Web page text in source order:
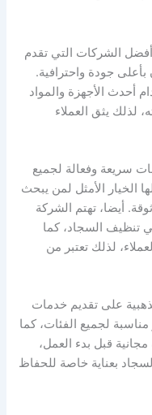
الشركات التي تقدم
جودة واحترافية.
أحدث الأجهزة والمواد
لذلك يثق العملاء
سريعة وفعالة لجميع
الخيار الأمثل لمن يبحث
أيضا، تهتم الشركة
تنظيف السجاد، كما
لذلك تعتبر من
على تقديم خدمات
لجميع الفئات، كما
قبل بدء العمل،
بعناية خاصة للحفاظ